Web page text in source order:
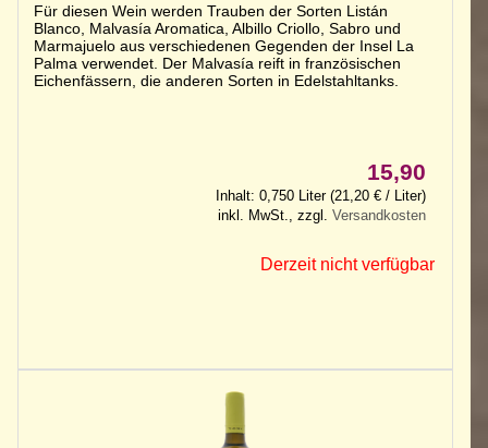
Für diesen Wein werden Trauben der Sorten Listán
Blanco, Malvasía Aromatica, Albillo Criollo, Sabro und
Marmajuelo aus verschiedenen Gegenden der Insel La
Palma verwendet. Der Malvasía reift in französischen
Eichenfässern, die anderen Sorten in Edelstahltanks.
15,90
Inhalt: 0,750 Liter (21,20 € / Liter)
inkl. MwSt., zzgl.Versandkosten
Derzeit nicht verfügbar